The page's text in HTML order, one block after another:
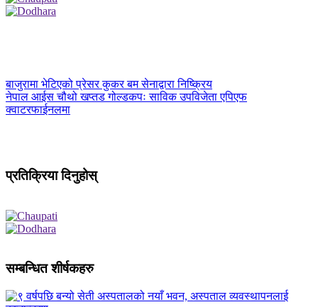
बाजुरामा भेटिएको प्रेसर कुकर बम सेनाद्वारा निष्क्रिय
नेपाल आईस चौथो खप्तड गोल्डकपः साविक उपविजेता एपिएफ
क्वाटरफाईनलमा
प्रतिक्रिया दिनुहोस्
सम्बन्धित शीर्षकहरु